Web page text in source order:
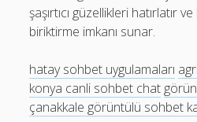
şaşırtıcı güzellikleri hatırlatır
biriktirme imkanı sunar.
hatay sohbet uygulamaları
konya canli sohbet chat
çanakkale görüntülü sohbet